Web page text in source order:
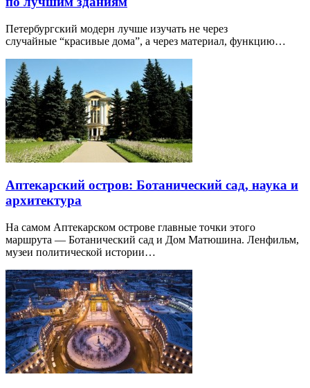
Петербургский модерн лучше изучать не через
случайные “красивые дома”, а через материал, функцию…
Аптекарский остров: Ботанический сад, наука и
архитектура
На самом Аптекарском острове главные точки этого
маршрута — Ботанический сад и Дом Матюшина. Ленфильм,
музеи политической истории…